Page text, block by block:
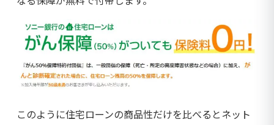
このように住宅ローンの商品性だけを比べるとネット